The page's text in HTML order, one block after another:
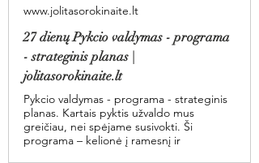
www.jolitasorokinaite.lt
27 dienų Pykcio valdymas - programa
- strateginis planas |
jolitasorokinaite.lt
Pykcio valdymas - programa - strateginis
planas. Kartais pyktis užvaldo mus
greičiau, nei spėjame susivokti. Ši
programa – kelionė į ramesnį ir